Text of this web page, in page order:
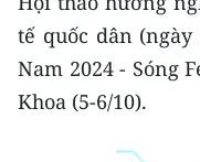
tế quốc dân
Nam 2024 - Sóng
Khoa (5-6/10).